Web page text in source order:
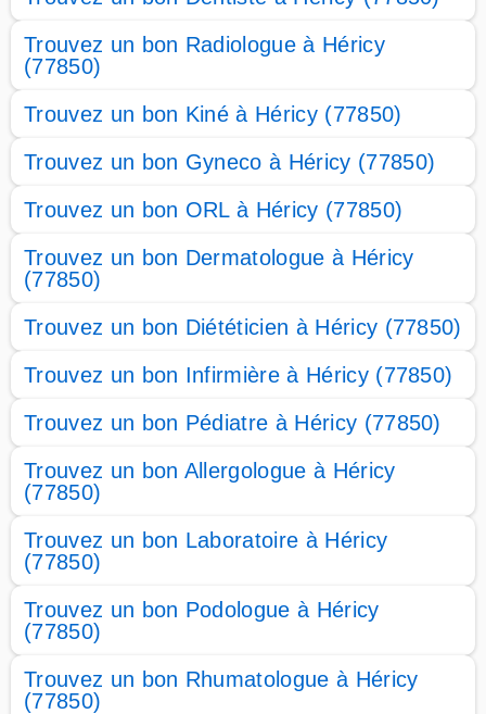
Trouvez un bon Radiologue à Héricy
(77850)
Trouvez un bon Kiné à Héricy (77850)
Trouvez un bon Gyneco à Héricy (77850)
Trouvez un bon ORL à Héricy (77850)
Trouvez un bon Dermatologue à Héricy
(77850)
Trouvez un bon Diététicien à Héricy (77850)
Trouvez un bon Infirmière à Héricy (77850)
Trouvez un bon Pédiatre à Héricy (77850)
Trouvez un bon Allergologue à Héricy
(77850)
Trouvez un bon Laboratoire à Héricy
(77850)
Trouvez un bon Podologue à Héricy
(77850)
Trouvez un bon Rhumatologue à Héricy
(77850)